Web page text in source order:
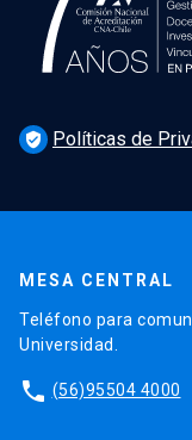
verified_user Políticas de
MESA CENTRAL
Teléfono para
Universidad.
phone (56)95504 4000